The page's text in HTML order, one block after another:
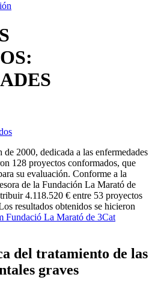
de 2000, dedicada a las enfermedades
128 proyectos conformados, que
su evaluación. Conforme a la
de la Fundación La Marató de
4.118.520 € entre 53 proyectos
resultados obtenidos se hicieron
Fundació La Marató de 3Cat
del tratamiento de las
graves